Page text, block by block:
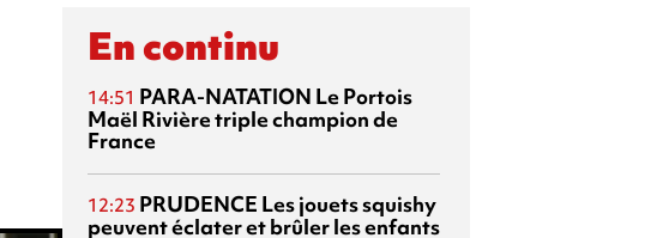
En continu
14:51 PARA-NATATION Le Portois
Maël Rivière triple champion de
France
12:23 PRUDENCE Les jouets squishy
peuvent éclater et brûler les enfants